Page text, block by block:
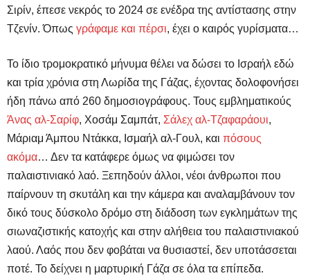
Σιρίν, έπεσε νεκρός το 2024 σε ενέδρα της αντίστασης στην
Τζενίν. Όπως γράφαμε και πέρσι, έχει ο καιρός γυρίσματα…
Το ίδιο τρομοκρατικό μήνυμα θέλει να δώσει το Ισραήλ εδώ
και τρία χρόνια στη Λωρίδα της Γάζας, έχοντας δολοφονήσει
ήδη πάνω από 260 δημοσιογράφους. Τους εμβληματικούς
Άνας αλ-Σαρίφ, Χοσάμ Σαμπάτ, Σάλεχ αλ-Τζαφαράουι,
Μάριαμ Άμπου Ντάκκα, Ισμαήλ αλ-Γουλ, και πόσους
ακόμα… Δεν τα κατάφερε όμως να φιμώσει τον
παλαιστινιακό λαό. Ξεπηδούν άλλοι, νέοι άνθρωποι που
παίρνουν τη σκυτάλη και την κάμερα και αναλαμβάνουν τον
δικό τους δύσκολο δρόμο στη διάδοση των εγκλημάτων της
σιωναζιστικής κατοχής και στην αλήθεια του παλαιστινιακού
λαού. Λαός που δεν φοβάται να θυσιαστεί, δεν υποτάσσεται
ποτέ. Το δείχνει η μαρτυρική Γάζα σε όλα τα επίπεδα.